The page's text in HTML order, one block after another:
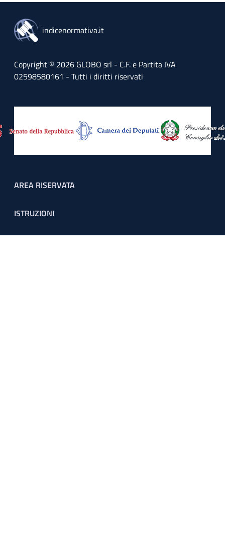
indicenormativa.it
Copyright © 2026 GLOBO srl - C.F. e Partita IVA
02598580161 - Tutti i diritti riservati
Footer menu
AREA RISERVATA
ISTRUZIONI